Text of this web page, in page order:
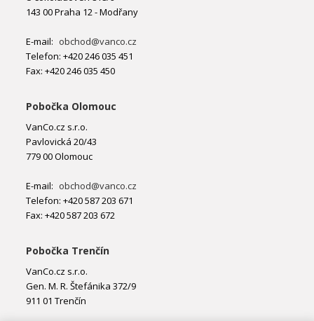
143 00 Praha 12 - Modřany
E-mail: obchod@vanco.cz
Telefon: +420 246 035 451
Fax: +420 246 035 450
Pobočka Olomouc
VanCo.cz s.r.o.
Pavlovická 20/43
779 00 Olomouc
E-mail: obchod@vanco.cz
Telefon: +420 587 203 671
Fax: +420 587 203 672
Pobočka Trenčín
VanCo.cz s.r.o.
Gen. M. R. Štefánika 372/9
911 01 Trenčín